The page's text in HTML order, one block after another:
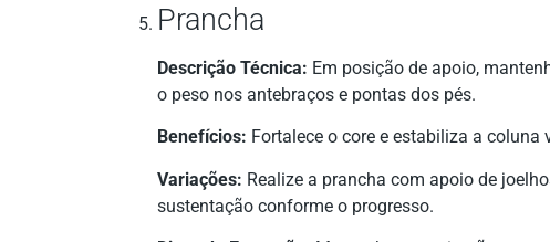
Prancha
Descrição Técnica: Em posição de apoio,
o peso nos antebraços e pontas dos pés.
Benefícios: Fortalece o core e estabiliza a coluna
Variações: Realize a prancha com apoio de
sustentação conforme o progresso.